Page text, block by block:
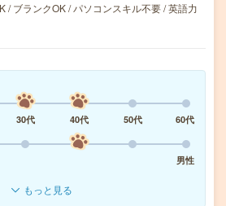
/ ブランクOK / パソコンスキル不要 / 英語力
30代 40代 50代
60代
男性
もっと見る